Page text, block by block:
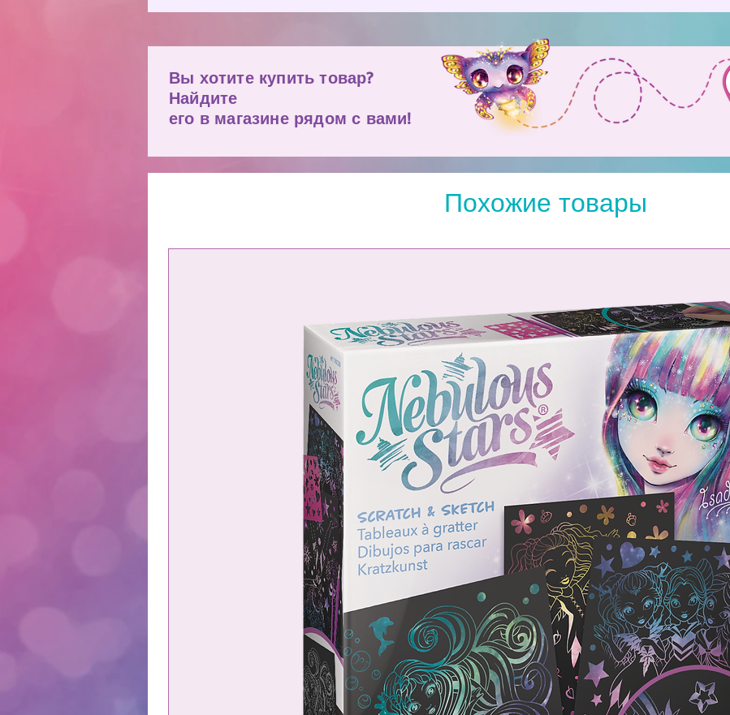
Вы хотите купить товар?
Найдите
его в магазине рядом с вами!
Похожие товары